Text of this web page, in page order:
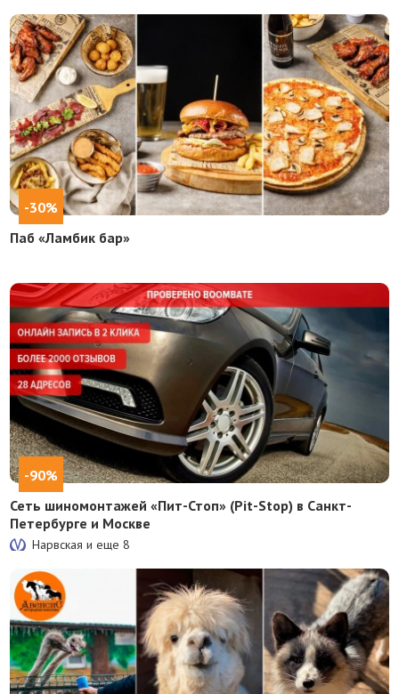
-30%
Паб «Ламбик бар»
-90%
Сеть шиномонтажей «Пит-Стоп» (Pit-Stop) в Санкт-
Петербурге и Москве
Нарвская и еще8